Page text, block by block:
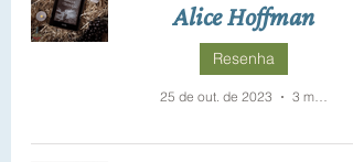
Alice Hoffman
Resenha
25 de out. de 2023 3 min de leitura